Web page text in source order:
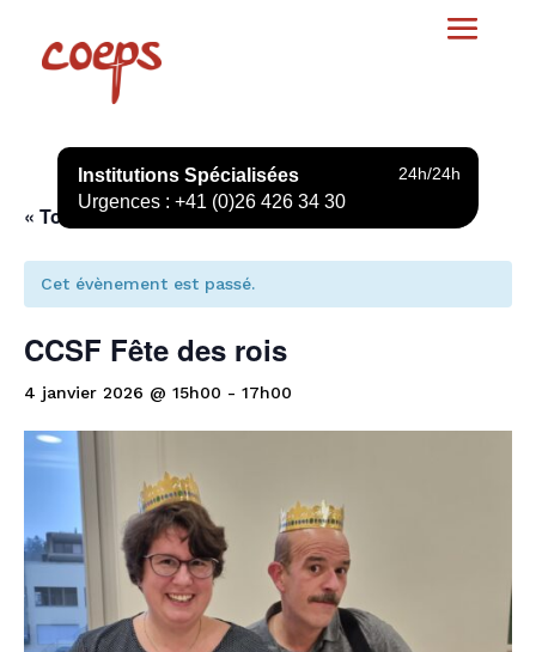
« Tous les Évènements
Cet évènement est passé.
CCSF Fête des rois
4 janvier 2026 @ 15h00 - 17h00
Institutions Spécialisées
Urgences : +41 (0)26 426 34 30
24h/24h